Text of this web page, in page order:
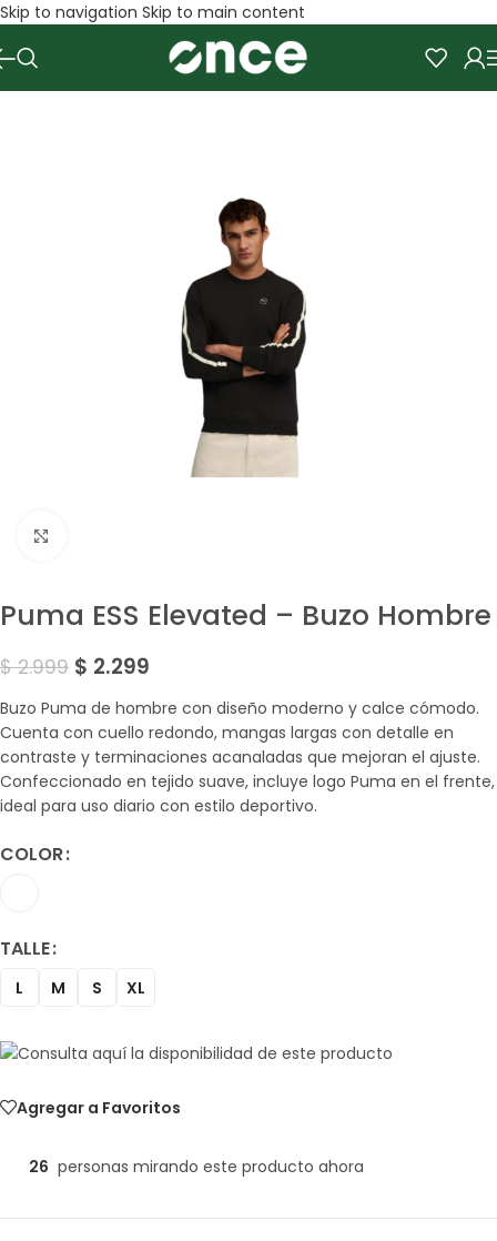
Skip to navigation Skip to main content
Puma ESS Elevated – Buzo Hombre
$2.999 $ 2.299
Buzo Puma de hombre con diseño moderno y calce cómodo.
Cuenta con cuello redondo, mangas largas con detalle en
contraste y terminaciones acanaladas que mejoran el ajuste.
Confeccionado en tejido suave, incluye logo Puma en el frente,
ideal para uso diario con estilo deportivo.
COLOR
TALLE
L M S XL
Agregar a Favoritos
26 personas mirando este producto ahora